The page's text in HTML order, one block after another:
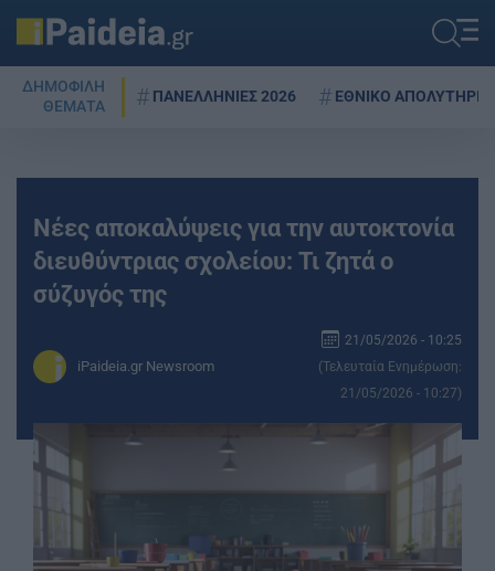
ΔΗΜΟΦΙΛΗ
ΘΕΜΑΤΑ
ΠΑΝΕΛΛΗΝΙΕΣ 2026 ΕΘΝΙΚΟ ΑΠΟΛΥΤΗΡΙΟ
Νέες αποκαλύψεις για την αυτοκτονία
διευθύντριας σχολείου: Τι ζητά ο
σύζυγός της
iPaideia.gr Newsroom
21/05/2026 - 10:25
(Τελευταία Ενημέρωση:
21/05/2026 - 10:27)